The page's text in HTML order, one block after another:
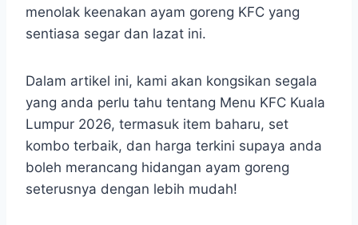
menolak keenakan ayam goreng KFC yang
sentiasa segar dan lazat ini.
Dalam artikel ini, kami akan kongsikan segala
yang anda perlu tahu tentang Menu KFC Kuala
Lumpur 2026, termasuk item baharu, set
kombo terbaik, dan harga terkini supaya anda
boleh merancang hidangan ayam goreng
seterusnya dengan lebih mudah!